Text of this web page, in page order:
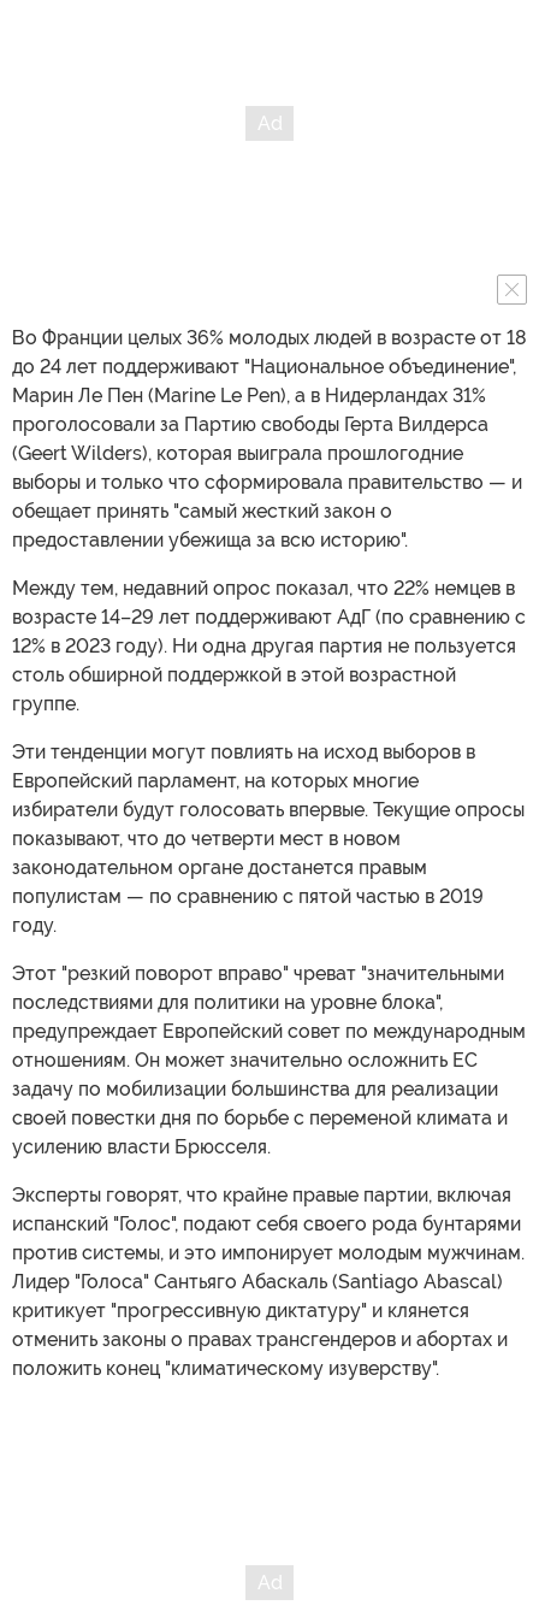
Во Франции целых 36% молодых людей в возрасте от 18
до 24 лет поддерживают "Национальное объединение",
Марин Ле Пен (Marine Le Pen), а в Нидерландах 31%
проголосовали за Партию свободы Герта Вилдерса
(Geert Wilders), которая выиграла прошлогодние
выборы и только что сформировала правительство — и
обещает принять "самый жесткий закон о
предоставлении убежища за всю историю".
Между тем, недавний опрос показал, что 22% немцев в
возрасте 14–29 лет поддерживают АдГ (по сравнению с
12% в 2023 году). Ни одна другая партия не пользуется
столь обширной поддержкой в этой возрастной
группе.
Эти тенденции могут повлиять на исход выборов в
Европейский парламент, на которых многие
избиратели будут голосовать впервые. Текущие опросы
показывают, что до четверти мест в новом
законодательном органе достанется правым
популистам — по сравнению с пятой частью в 2019
году.
Этот "резкий поворот вправо" чреват "значительными
последствиями для политики на уровне блока",
предупреждает Европейский совет по международным
отношениям. Он может значительно осложнить ЕС
задачу по мобилизации большинства для реализации
своей повестки дня по борьбе с переменой климата и
усилению власти Брюсселя.
Эксперты говорят, что крайне правые партии, включая
испанский "Голос", подают себя своего рода бунтарями
против системы, и это импонирует молодым мужчинам.
Лидер "Голоса" Сантьяго Абаскаль (Santiago Abascal)
критикует "прогрессивную диктатуру" и клянется
отменить законы о правах трансгендеров и абортах и
положить конец "климатическому изуверству".